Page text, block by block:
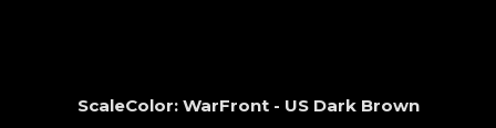
ScaleColor: WarFront - US Dark Brown